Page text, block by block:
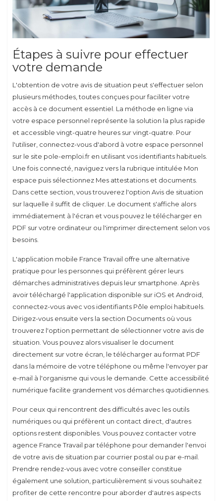
Étapes à suivre pour effectuer
votre demande
L'obtention de votre avis de situation peut s'effectuer selon
plusieurs méthodes, toutes conçues pour faciliter votre
accès à ce document essentiel. La méthode en ligne via
votre espace personnel représente la solution la plus rapide
et accessible vingt-quatre heures sur vingt-quatre. Pour
l'utiliser, connectez-vous d'abord à votre espace personnel
sur le site pole-emploi.fr en utilisant vos identifiants habituels.
Une fois connecté, naviguez vers la rubrique intitulée Mon
espace puis sélectionnez Mes attestations et documents.
Dans cette section, vous trouverez l'option Avis de situation
sur laquelle il suffit de cliquer. Le document s'affiche alors
immédiatement à l'écran et vous pouvez le télécharger en
PDF sur votre ordinateur ou l'imprimer directement selon vos
besoins.
L'application mobile France Travail offre une alternative
pratique pour les personnes qui préfèrent gérer leurs
démarches administratives depuis leur smartphone. Après
avoir téléchargé l'application disponible sur iOS et Android,
connectez-vous avec vos identifiants Pôle emploi habituels.
Dirigez-vous ensuite vers la section Documents où vous
trouverez l'option permettant de sélectionner votre avis de
situation. Vous pouvez alors visualiser le document
directement sur votre écran, le télécharger au format PDF
dans la mémoire de votre téléphone ou même l'envoyer par
e-mail à l'organisme qui vous le demande. Cette accessibilité
numérique facilite grandement vos démarches quotidiennes.
Pour ceux qui rencontrent des difficultés avec les outils
numériques ou qui préfèrent un contact direct, d'autres
options restent disponibles. Vous pouvez contacter votre
agence France Travail par téléphone pour demander l'envoi
de votre avis de situation par courrier postal ou par e-mail.
Prendre rendez-vous avec votre conseiller constitue
également une solution, particulièrement si vous souhaitez
profiter de cette rencontre pour aborder d'autres aspects